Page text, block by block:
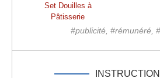
Set Douilles à
Pâtisserie
#publicité, #rémunéré,